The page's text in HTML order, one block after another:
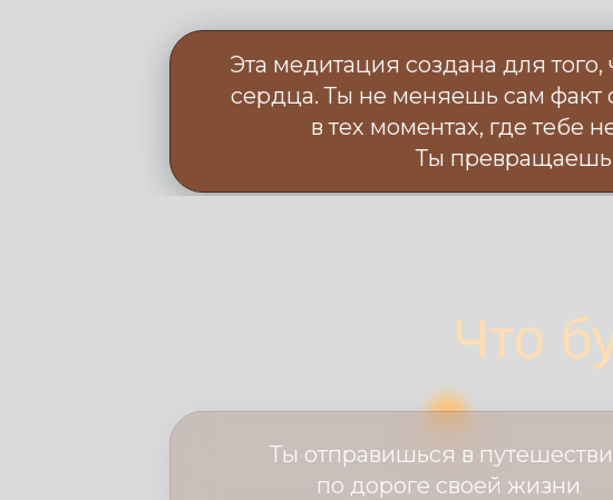
Эта медитация создана для
сердца. Ты не меняешь сам
в тех моментах, где тебе
Ты превращаешь
Что
Ты отправишься в
по дороге своей жизни